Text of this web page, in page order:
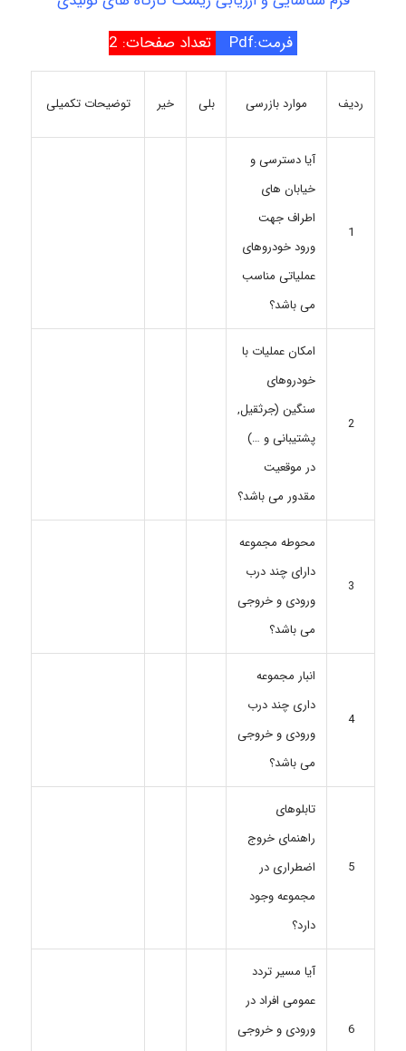
فرمت:Pdf
تعداد صفحات: 2
ردیف موارد بازرسی بلی خیر توضیحات تکمیلی
1
آیا دسترسی و
خیابان های
اطراف جهت
ورود خودروهای
عملیاتی مناسب
می باشد؟
2
امکان عملیات با
خودروهای
سنگین (جرثقیل,
پشتیبانی و …)
در موقعیت
مقدور می باشد؟
3
محوطه مجموعه
دارای چند درب
ورودی و خروجی
می باشد؟
4
انبار مجموعه
داری چند درب
ورودی و خروجی
می باشد؟
5
تابلوهای
راهنمای خروج
اضطراری در
مجموعه وجود
دارد؟
6
آیا مسیر تردد
عمومی افراد در
ورودی و خروجی